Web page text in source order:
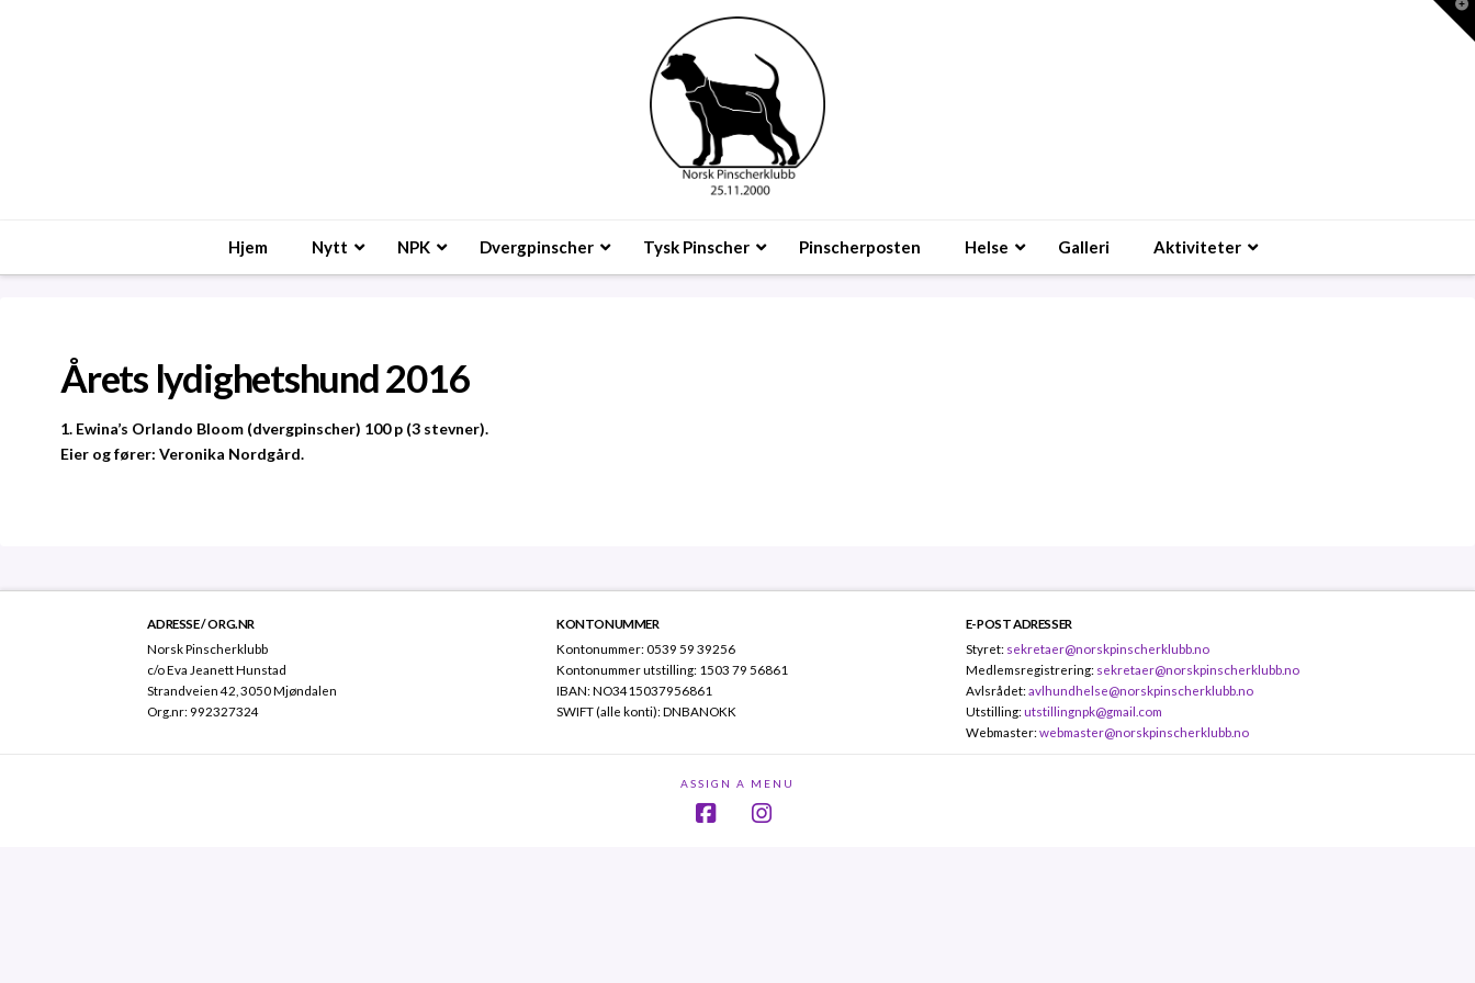
Hjem Nytt NPK Dvergpinscher Tysk Pinscher Pinscherposten Helse Galleri Aktiviteter
Årets lydighetshund 2016
1. Ewina’s Orlando Bloom (dvergpinscher) 100 p (3 stevner).
Eier og fører: Veronika Nordgård.
ADRESSE / ORG.NR
Norsk Pinscherklubb
c/o Eva Jeanett Hunstad
Strandveien 42, 3050 Mjøndalen
Org.nr: 992327324
KONTONUMMER
Kontonummer: 0539 59 39256
Kontonummer utstilling: 1503 79 56861
IBAN: NO3415037956861
SWIFT (alle konti): DNBANOKK
E-POST ADRESSER
Styret: sekretaer@norskpinscherklubb.no
Medlemsregistrering: sekretaer@norskpinscherklubb.no
Avlsrådet: avlhundhelse@norskpinscherklubb.no
Utstilling:utstillingnpk@gmail.com
Webmaster:webmaster@norskpinscherklubb.no
ASSIGN A MENU